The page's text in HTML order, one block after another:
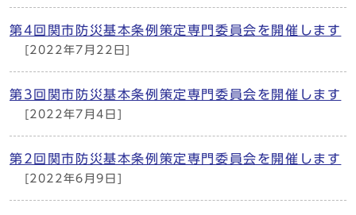
第4回関市防災基本条例策定専門委員会を開催します
[2022年7月22日]
第3回関市防災基本条例策定専門委員会を開催します
[2022年7月4日]
第2回関市防災基本条例策定専門委員会を開催します
[2022年6月9日]